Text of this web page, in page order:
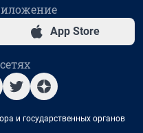
App Store
и государственных органов